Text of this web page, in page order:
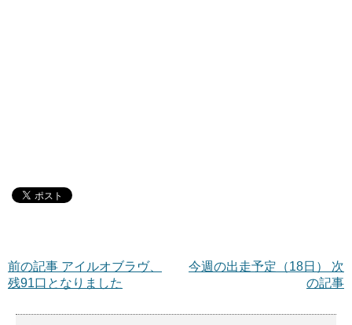
今週の出走予定（18日） 次
の記事
前の記事 アイルオブラヴ、
残91口となりました